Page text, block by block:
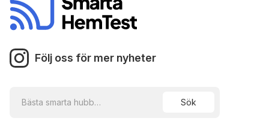
Följ oss för mer nyheter